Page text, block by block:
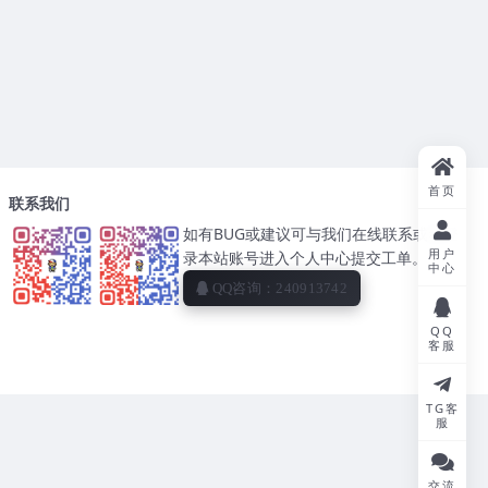
联系我们
如有BUG或建议可与我们在线联系或者登
录本站账号进入个人中心提交工单。
QQ咨询：240913742
首页
用户
中心
QQ
客服
TG客
服